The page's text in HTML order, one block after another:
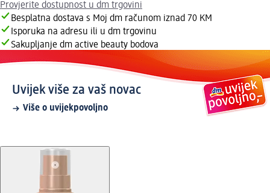
Provjerite dostupnost u dm trgovini
Besplatna dostava s Moj dm računom iznad 70 KM
Isporuka na adresu ili u dm trgovinu
Sakupljanje dm active beauty bodova
Uvijek više za vaš novac
Više o uvijekpovoljno